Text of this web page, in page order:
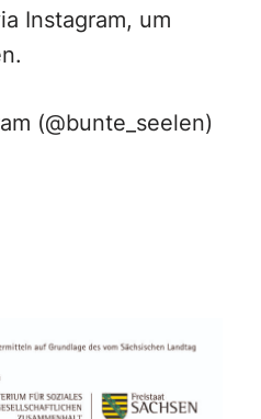
Instagram, um
(@bunte_seelen)